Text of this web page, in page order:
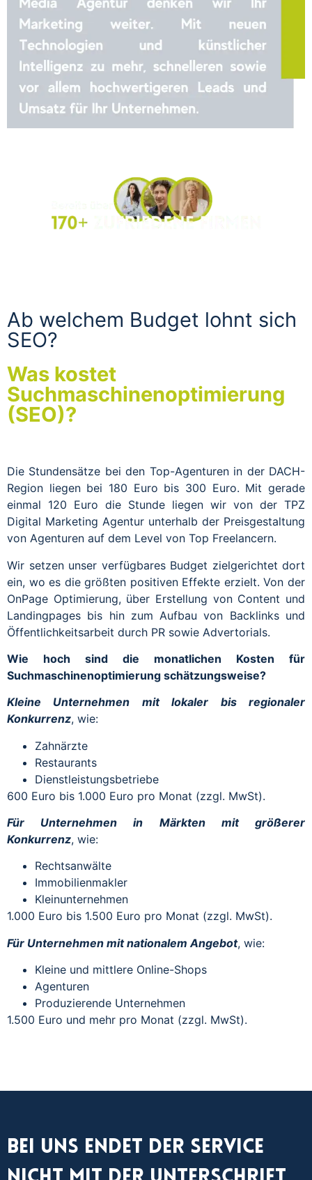
Ab welchem Budget lohnt sich
SEO?
Was kostet
Suchmaschinenoptimierung
(SEO)?
Die Stundensätze bei den Top-Agenturen in der DACH-
Region liegen bei 180 Euro bis 300 Euro. Mit gerade
einmal 120 Euro die Stunde liegen wir von der TPZ
Digital Marketing Agentur unterhalb der Preisgestaltung
von Agenturen auf dem Level von Top Freelancern.
Wir setzen unser verfügbares Budget zielgerichtet dort
ein, wo es die größten positiven Effekte erzielt. Von der
OnPage Optimierung, über Erstellung von Content und
Landingpages bis hin zum Aufbau von Backlinks und
Öffentlichkeitsarbeit durch PR sowie Advertorials.
Wie hoch sind die monatlichen Kosten für
Suchmaschinenoptimierung schätzungsweise?
Kleine Unternehmen mit lokaler bis regionaler
Konkurrenz, wie:
Zahnärzte
Restaurants
Dienstleistungsbetriebe
600 Euro bis 1.000 Euro pro Monat (zzgl. MwSt).
Für Unternehmen in Märkten mit größerer
Konkurrenz, wie:
Rechtsanwälte
Immobilienmakler
Kleinunternehmen
1.000 Euro bis 1.500 Euro pro Monat (zzgl. MwSt).
Für Unternehmen mit nationalem Angebot, wie:
Kleine und mittlere Online-Shops
Agenturen
Produzierende Unternehmen
1.500 Euro und mehr pro Monat (zzgl. MwSt).
Bei uns endet der Service